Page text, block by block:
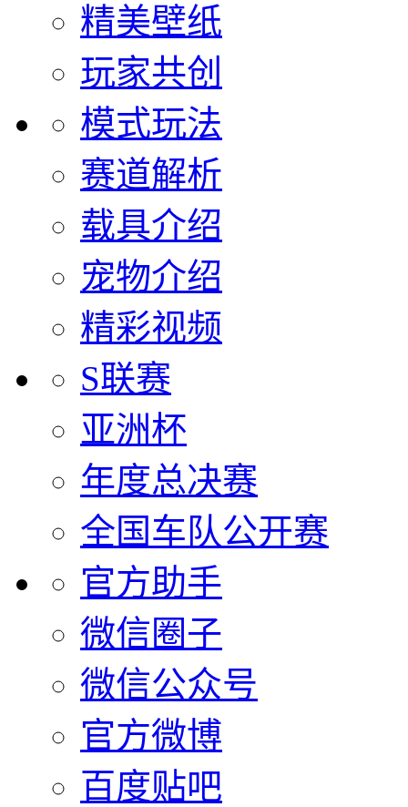
精美壁纸
玩家共创
模式玩法
赛道解析
载具介绍
宠物介绍
精彩视频
S联赛
亚洲杯
年度总决赛
全国车队公开赛
官方助手
微信圈子
微信公众号
官方微博
百度贴吧